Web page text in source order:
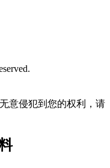
意侵犯到您的权利，请